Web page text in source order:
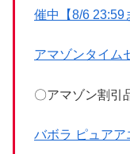
催中【8/6 23:59
アマゾンタイム
〇アマゾン割引
バボラ ピュアア